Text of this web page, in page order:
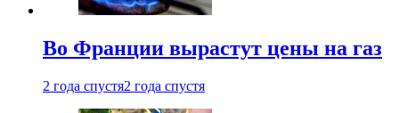
Во Франции вырастут цены на газ
2 года спустя2 года спустя